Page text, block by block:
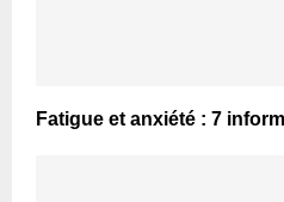
Fatigue et anxiété : 7